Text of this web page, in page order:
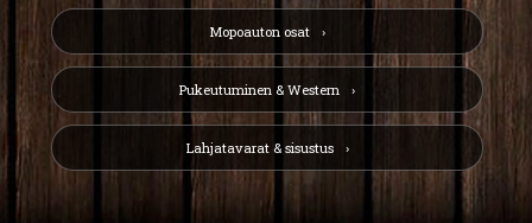
Mopoauton osat
Pukeutuminen & Western
Lahjatavarat & sisustus